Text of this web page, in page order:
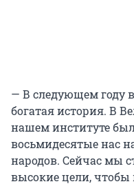
— В следующем году
богатая история. В
нашем институте
восьмидесятые нас
народов. Сейчас мы
высокие цели,